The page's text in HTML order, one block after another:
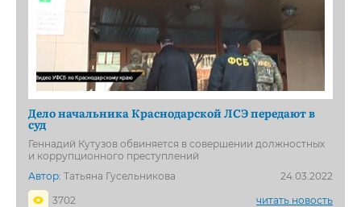
Дело начальника Краснодарской ЛСЭ передают в
суд
Геннадий Кутузов обвиняется в совершении должностных
и коррупционного преступлений
Автор: Татьяна Гусельникова
24.03.2022
3702
читать новость